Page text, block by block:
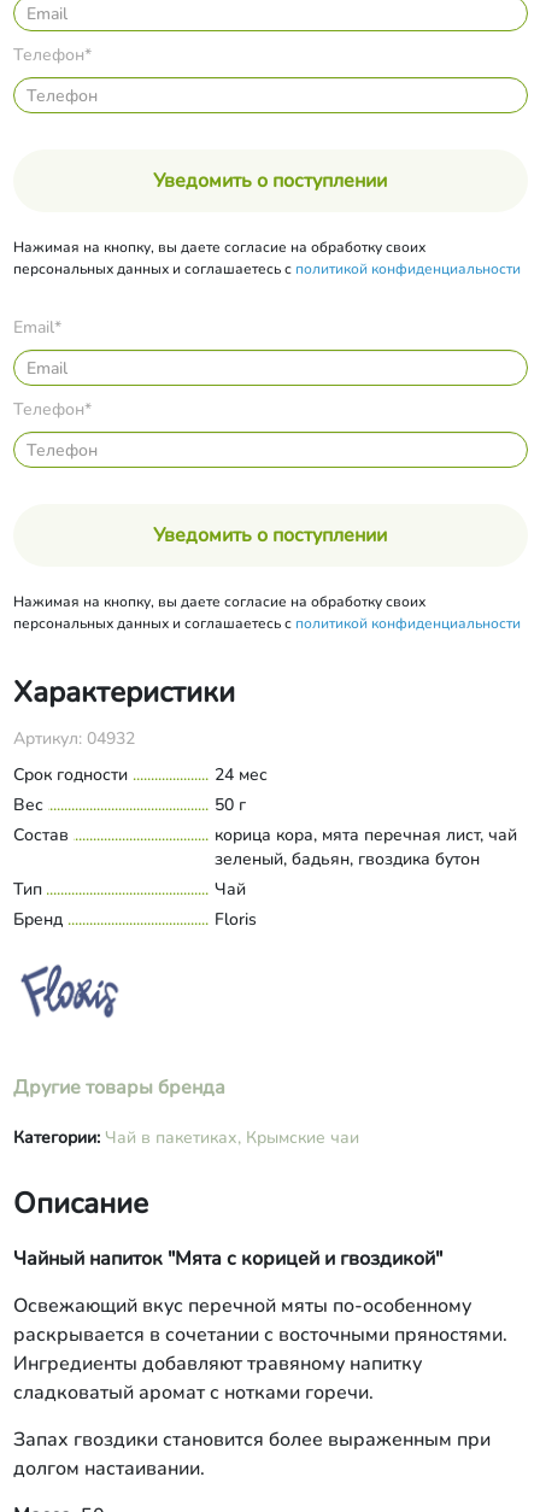
Телефон*
Уведомить о поступлении
Нажимая на кнопку, вы даете согласие на обработку своих
персональных данных и соглашаетесь с политикой конфиденциальности
Email*
Телефон*
Уведомить о поступлении
Нажимая на кнопку, вы даете согласие на обработку своих
персональных данных и соглашаетесь с политикой конфиденциальности
Характеристики
Артикул: 04932
Срок годности
24 мес
Вес
50 г
Состав
корица кора, мята перечная лист, чай
зеленый, бадьян, гвоздика бутон
Тип
Чай
Бренд
Floris
Другие товары бренда
Категории: Чай в пакетиках, Крымские чаи
Описание
Чайный напиток "Мята с корицей и гвоздикой"
Освежающий вкус перечной мяты по-особенному
раскрывается в сочетании с восточными пряностями.
Ингредиенты добавляют травяному напитку
сладковатый аромат с нотками горечи.
Запах гвоздики становится более выраженным при
долгом настаивании.